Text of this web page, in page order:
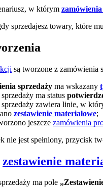
w którym
sprzedajesz towary, które
są tworzone z zamówienia
sprzedaży ma wskazany
ma status
zawiera linie, w
zestawienie materiałowe;
jeszcze zamówienia
nie jest spełniony, przycisk
zestawienie
ma pole